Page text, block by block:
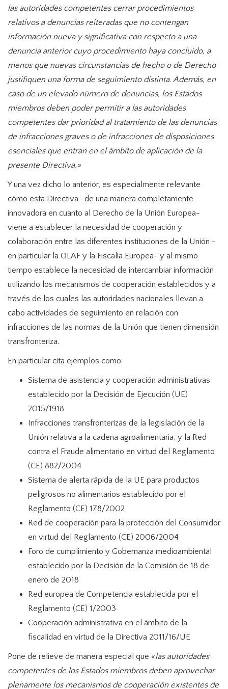
las autoridades competentes cerrar procedimientos
relativos a denuncias reiteradas que no contengan
información nueva y significativa con respecto a una
denuncia anterior cuyo procedimiento haya concluido, a
menos que nuevas circunstancias de hecho o de Derecho
justifiquen una forma de seguimiento distinta. Además, en
caso de un elevado número de denuncias, los Estados
miembros deben poder permitir a las autoridades
competentes dar prioridad al tratamiento de las denuncias
de infracciones graves o de infracciones de disposiciones
esenciales que entran en el ámbito de aplicación de la
presente Directiva.»
Y una vez dicho lo anterior, es especialmente relevante
cómo esta Directiva -de una manera completamente
innovadora en cuanto al Derecho de la Unión Europea-
viene a establecer la necesidad de cooperación y
colaboración entre las diferentes instituciones de la Unión -
en particular la OLAF y la Fiscalía Europea- y al mismo
tiempo establece la necesidad de intercambiar información
utilizando los mecanismos de cooperación establecidos y a
través de los cuales las autoridades nacionales llevan a
cabo actividades de seguimiento en relación con
infracciones de las normas de la Unión que tienen dimensión
transfronteriza.
En particular cita ejemplos como:
Sistema de asistencia y cooperación administrativas
establecido por la Decisión de Ejecución (UE)
2015/1918
Infracciones transfronterizas de la legislación de la
Unión relativa a la cadena agroalimentaria, y la Red
contra el Fraude alimentario en virtud del Reglamento
(CE) 882/2004
Sistema de alerta rápida de la UE para productos
peligrosos no alimentarios establecido por el
Reglamento (CE) 178/2002
Red de cooperación para la protección del Consumidor
en virtud del Reglamento (CE) 2006/2004
Foro de cumplimiento y Gobernanza medioambiental
establecido por la Decisión de la Comisión de 18 de
enero de 2018
Red europea de Competencia establecida por el
Reglamento (CE) 1/2003
Cooperación administrativa en el ámbito de la
fiscalidad en virtud de la Directiva 2011/16/UE
Pone de relieve de manera especial que «las autoridades
competentes de los Estados miembros deben aprovechar
plenamente los mecanismos de cooperación existentes de